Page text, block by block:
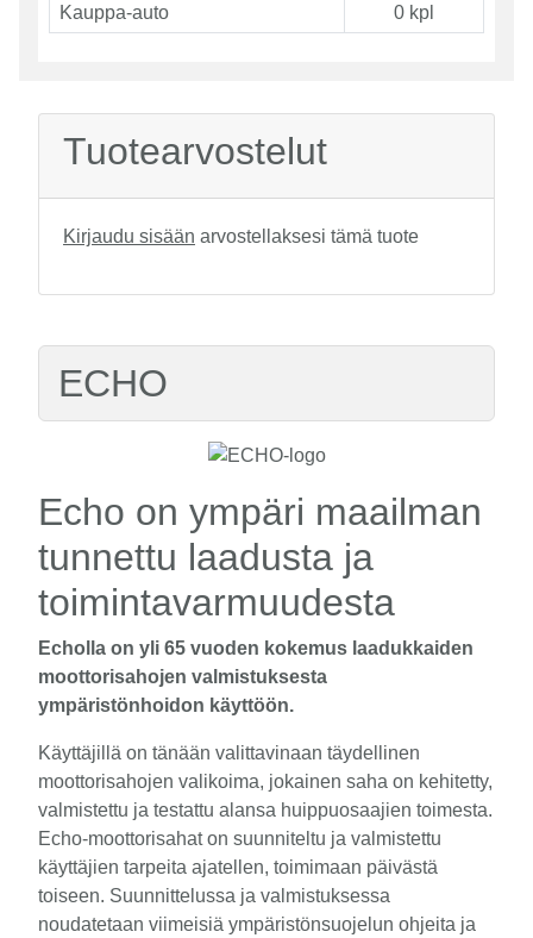
Kauppa-auto
0 kpl
Tuotearvostelut
Kirjaudu sisään arvostellaksesi tämä tuote
ECHO
Echo on ympäri maailman
tunnettu laadusta ja
toimintavarmuudesta
Echolla on yli 65 vuoden kokemus laadukkaiden
moottorisahojen valmistuksesta
ympäristönhoidon käyttöön.
Käyttäjillä on tänään valittavinaan täydellinen
moottorisahojen valikoima, jokainen saha on kehitetty,
valmistettu ja testattu alansa huippuosaajien toimesta.
Echo-moottorisahat on suunniteltu ja valmistettu
käyttäjien tarpeita ajatellen, toimimaan päivästä
toiseen. Suunnittelussa ja valmistuksessa
noudatetaan viimeisiä ympäristönsuojelun ohjeita ja